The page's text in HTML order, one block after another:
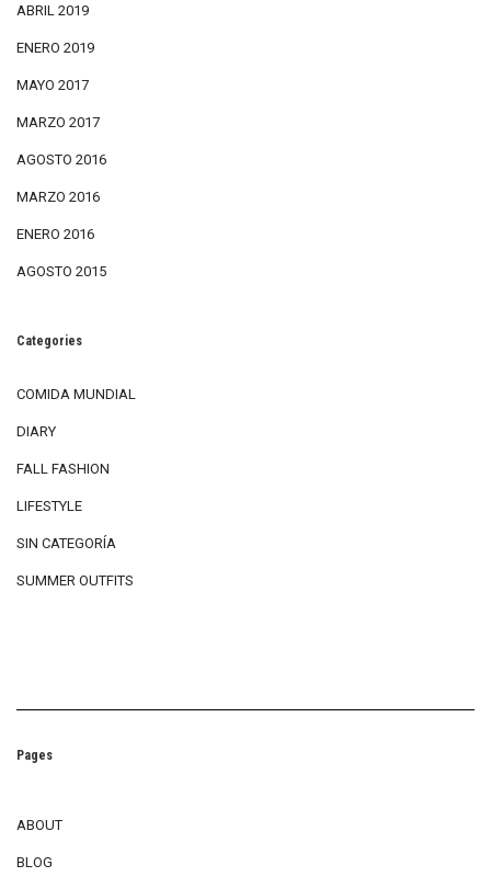
ABRIL 2019
ENERO 2019
MAYO 2017
MARZO 2017
AGOSTO 2016
MARZO 2016
ENERO 2016
AGOSTO 2015
Categories
COMIDA MUNDIAL
DIARY
FALL FASHION
LIFESTYLE
SIN CATEGORÍA
SUMMER OUTFITS
Pages
ABOUT
BLOG